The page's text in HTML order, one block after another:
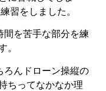
習をしました。
間を苦手な部分を練
。
ろんドローン操縦の
ちってなかなか理